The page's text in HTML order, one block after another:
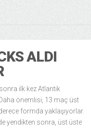
ALDI
ilk kez Atlantik
önemlisi, 13 maç üst
formda yaklaşıyorlar.
yendikten sonra, üst üste